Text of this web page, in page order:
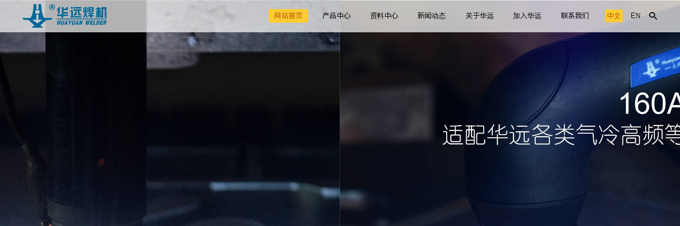
网站首页 产品中心 资料中心 新闻动态 关于华远 加入华远 联系我们 中文 EN 